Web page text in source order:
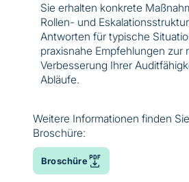
Sie erhalten konkrete
Rollen- und
Antworten für typische
praxisnahe Empfehlungen zur
Verbesserung Ihrer
Abläufe.
Weitere Informationen finden
Broschüre:
Broschüre